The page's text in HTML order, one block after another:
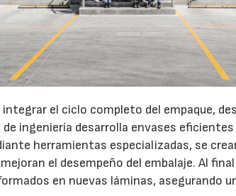
el ciclo completo del empaque,
ingeniería desarrolla envases
herramientas especializadas, se
el desempeño del embalaje. Al
en nuevas láminas, asegurando